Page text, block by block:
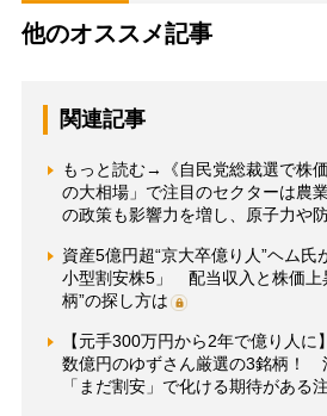
他のオススメ記事
関連記事
もっと読む→《自民党総裁選で株
の大相場」で注目のセクターは農
の政策も影響力を増し、原子力や
資産5億円超“京大卒億り人”ヘム
小型割安株5」 配当収入と株価上
柄”の探し方は
【元手300万円から2年で億り人
数億円のゆずさん厳選の3銘柄！
「まだ割安」で化ける期待がある